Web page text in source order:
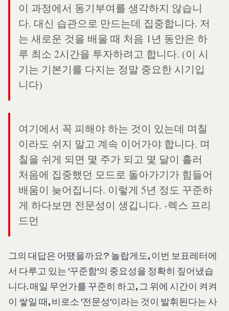
이 과정에서 동기부여를 생각하지 않습니
다. 대신 습관으로 만드는데 집중합니다. 저
는 새로운 것을 배울 때 처음 1년 동안은 하
루 최소 2시간을 투자하려고 합니다. (이 시
기는 기본기를 다지는 정말 중요한 시기입
니다)
여기에서 꼭 피해야 하는 것이 있는데 며칠
이라도 쉬지 말고 계속 이어가야 합니다. 며
칠을 쉬게 되면 몇 주가 되고 몇 달이 흘러
처음에 집중했던 모드로 돌아가기가 힘들어
배움이 늦어집니다. 이렇게 5년 정도 꾸준하
게 하다보면 전문성이 생깁니다. -렉스 프리
드먼
그의 대답은 어땠을까요? 놀랍게도, 이번 보표레터에
서 다루고 있는 '꾸준함'의 중요성을 정확히 짚어냈습
니다. 매일 무언가를 꾸준히 하고, 그 위에 시간이 켜켜
이 쌓일 때, 비로소 '전문성'이라는 것이 발휘된다는 사